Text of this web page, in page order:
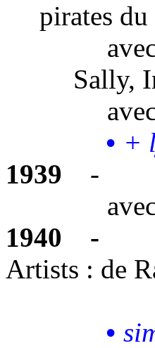
pirates du
Sally,
• +
1939
-
1940
-
Artists : de
•